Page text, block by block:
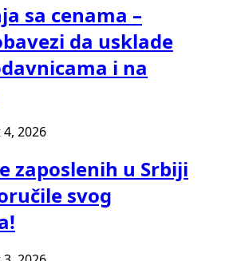
sa cenama –
da usklade
i na
2026
zaposlenih u Srbiji
svog